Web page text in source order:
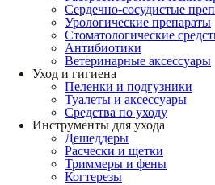
Сердечно-сосудистые
Урологические препараты
Стоматологические
Антибиотики
Ветеринарные аксессуары
Уход и гигиена
Пеленки и подгузники
Туалеты и аксессуары
Средства по уходу
Инструменты для ухода
Дешеддеры
Расчески и щетки
Триммеры и фены
Когтерезы